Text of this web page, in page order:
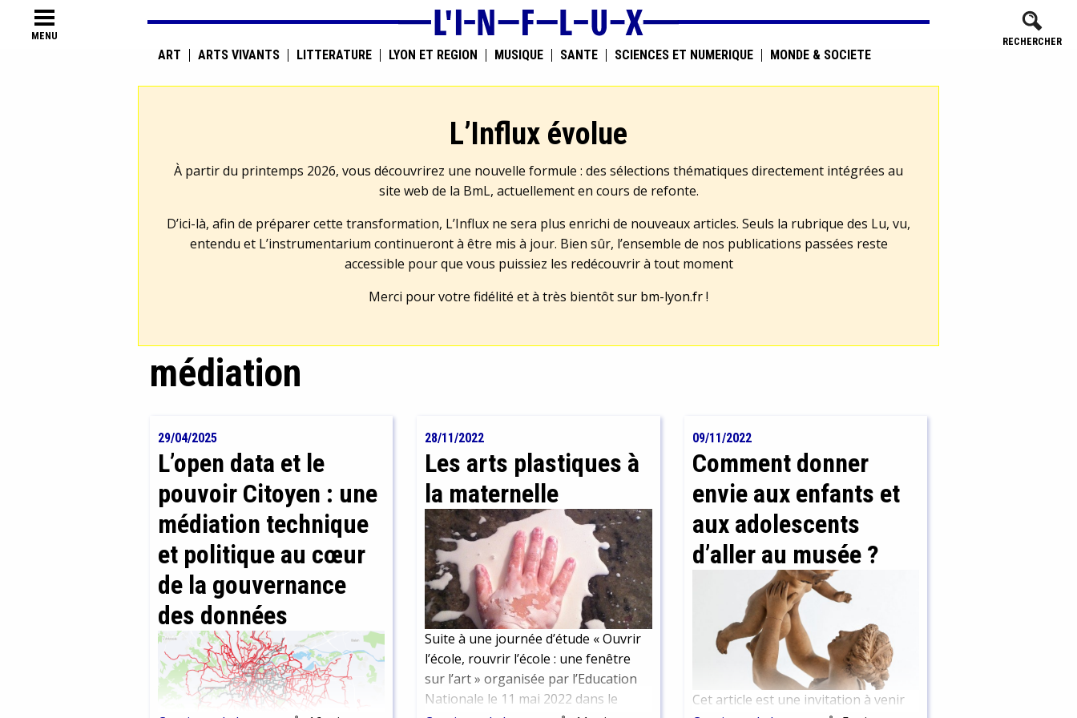
MENU RECHERCHER
ART ARTS VIVANTS LITTÉRATURE LYON ET RÉGION MUSIQUE SANTÉ SCIENCES ET NUMÉRIQUE MONDE & SOCIÉTÉ
L’Influx évolue
À partir du printemps 2026, vous découvrirez une nouvelle formule : des sélections thématiques directement intégrées au
site web de la BmL, actuellement en cours de refonte.
D’ici-là, afin de préparer cette transformation, L’Influx ne sera plus enrichi de nouveaux articles. Seuls la rubrique des Lu, vu,
entendu et L’instrumentarium continueront à être mis à jour. Bien sûr, l’ensemble de nos publications passées reste
accessible pour que vous puissiez les redécouvrir à tout moment
Merci pour votre fidélité et à très bientôt sur bm-lyon.fr!
médiation
29/04/2025
L’open data et le
pouvoir Citoyen : une
médiation technique
et politique au cœur
de la gouvernance
des données
28/11/2022
Les arts plastiques à
la maternelle
Suite à une journée d’étude « Ouvrir
l’école, rouvrir l’école : une fenêtre
sur l’art » organisée par l’Education
Nationale le 11 mai 2022 dans le
09/11/2022
Comment donner
envie aux enfants et
aux adolescents
d’aller au musée ?
Cet article est une invitation à venir